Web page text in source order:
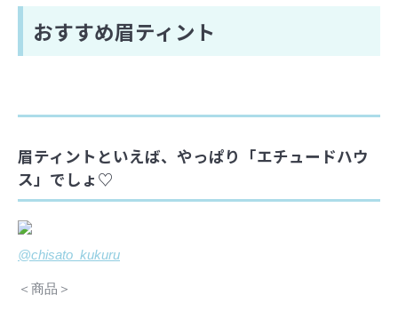
おすすめ眉ティント
眉ティントといえば、やっぱり「エチュードハウ
ス」でしょ♡
@chisato_kukuru
＜商品＞